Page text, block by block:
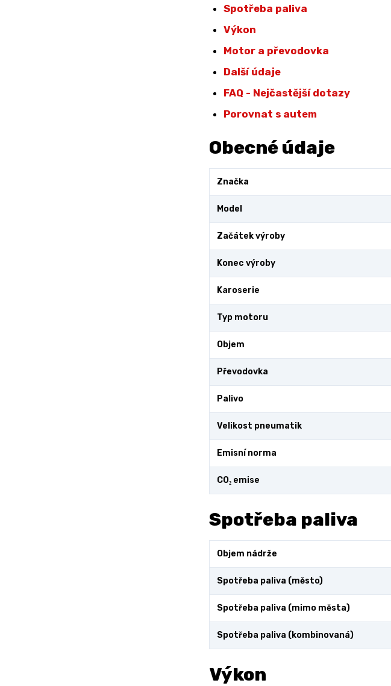
Spotřeba paliva
Výkon
Motor a převodovka
Další údaje
FAQ - Nejčastější dotazy
Porovnat s autem
Obecné údaje
Značka
Model
Začátek výroby
Konec výroby
Karoserie
Typ motoru
Objem
Převodovka
Palivo
Velikost pneumatik
Emisní norma
CO₂ emise
Spotřeba paliva
Objem nádrže
Spotřeba paliva (město)
Spotřeba paliva (mimo města)
Spotřeba paliva (kombinovaná)
Výkon